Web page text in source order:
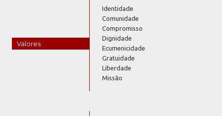
Valores
Identidade
Comunidade
Compromisso
Dignidade
Ecumenicidade
Gratuidade
Liberdade
Missão